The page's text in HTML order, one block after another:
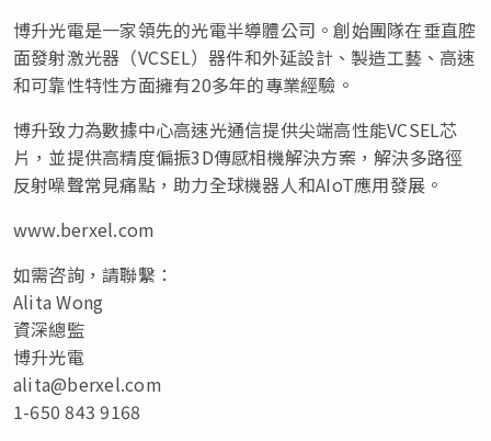
博升光電是一家領先的光電半導體公司。創始團隊在垂直腔
面發射激光器（VCSEL）器件和外延設計、製造工藝、高速
和可靠性特性方面擁有20多年的專業經驗。
博升致力為數據中心高速光通信提供尖端高性能VCSEL芯
片，並提供高精度偏振3D傳感相機解決方案，解決多路徑
反射噪聲常見痛點，助力全球機器人和AIoT應用發展。
www.berxel.com
如需咨詢，請聯繫：
Alita Wong
資深總監
博升光電
alita@berxel.com
1-650 843 9168